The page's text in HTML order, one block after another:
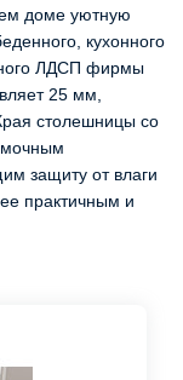
доме уютную
кухонного
ЛДСП фирмы
25 мм,
столешницы со
защиту от влаги
практичным и